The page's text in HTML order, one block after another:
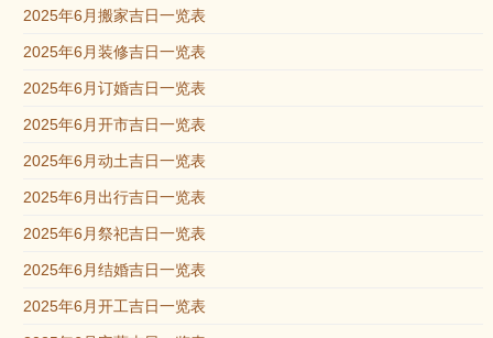
2025年6月搬家吉日一览表
2025年6月装修吉日一览表
2025年6月订婚吉日一览表
2025年6月开市吉日一览表
2025年6月动土吉日一览表
2025年6月出行吉日一览表
2025年6月祭祀吉日一览表
2025年6月结婚吉日一览表
2025年6月开工吉日一览表